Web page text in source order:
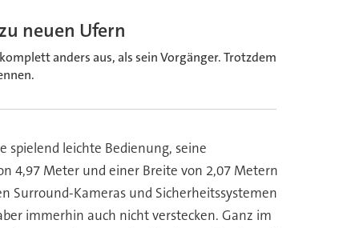
neuen Ufern
anders aus, als sein Vorgänger. Trotzdem
spielend leichte Bedienung, seine
4,97 Meter und einer Breite von 2,07 Metern
Surround-Kameras und Sicherheitssystemen
immerhin auch nicht verstecken. Ganz im